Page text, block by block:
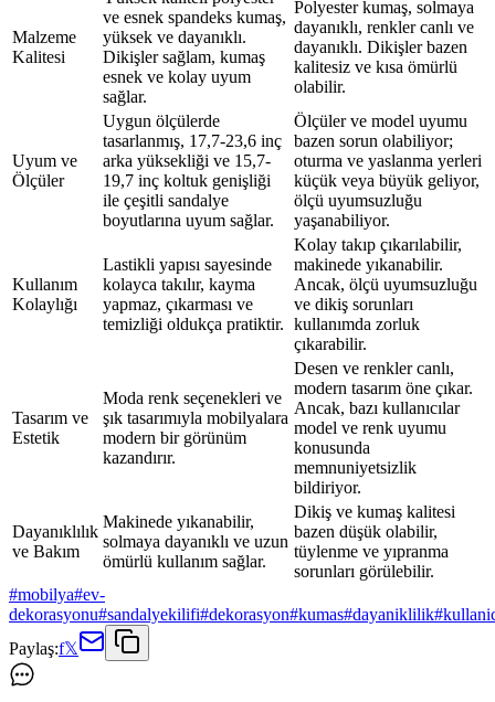
Malzeme
Kalitesi
ve esnek spandeks kumaş,
yüksek ve dayanıklı.
Dikişler sağlam, kumaş
esnek ve kolay uyum
sağlar.
Polyester kumaş, solmaya
dayanıklı, renkler canlı ve
dayanıklı. Dikişler bazen
kalitesiz ve kısa ömürlü
olabilir.
Uyum ve
Ölçüler
Uygun ölçülerde
tasarlanmış, 17,7-23,6 inç
arka yüksekliği ve 15,7-
19,7 inç koltuk genişliği
ile çeşitli sandalye
boyutlarına uyum sağlar.
Ölçüler ve model uyumu
bazen sorun olabiliyor;
oturma ve yaslanma yerleri
küçük veya büyük geliyor,
ölçü uyumsuzluğu
yaşanabiliyor.
Kullanım
Kolaylığı
Lastikli yapısı sayesinde
kolayca takılır, kayma
yapmaz, çıkarması ve
temizliği oldukça pratiktir.
Kolay takıp çıkarılabilir,
makinede yıkanabilir.
Ancak, ölçü uyumsuzluğu
ve dikiş sorunları
kullanımda zorluk
çıkarabilir.
Tasarım ve
Estetik
Moda renk seçenekleri ve
şık tasarımıyla mobilyalara
modern bir görünüm
kazandırır.
Desen ve renkler canlı,
modern tasarım öne çıkar.
Ancak, bazı kullanıcılar
model ve renk uyumu
konusunda
memnuniyetsizlik
bildiriyor.
Dayanıklılık
ve Bakım
Makinede yıkanabilir,
solmaya dayanıklı ve uzun
ömürlü kullanım sağlar.
Dikiş ve kumaş kalitesi
bazen düşük olabilir,
tüylenme ve yıpranma
sorunları görülebilir.
#mobilya#ev-
dekorasyonu#sandalyekilifi#dekorasyon#kumas#dayaniklilik#
Paylaş:f𝕏